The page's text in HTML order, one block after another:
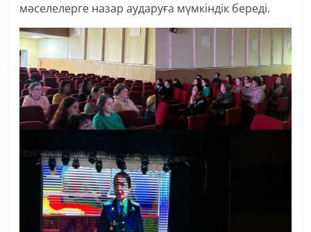
мәселелерге назар аударуға мүмкіндік береді.